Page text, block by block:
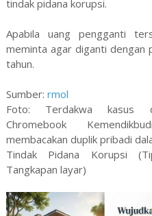
tindak pidana korupsi.
Apabila uang pengganti
meminta agar diganti dengan
tahun.
Sumber: rmol
Foto: Terdakwa kasus
Chromebook
membacakan duplik pribadi
Tindak Pidana Korupsi
Tangkapan layar)